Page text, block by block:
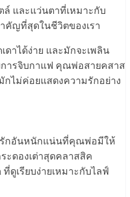
ล์ และแว่นตาที่เหมาะกับ
คัญที่สุดในชีวิตของเรา
ดาได้ง่าย และมักจะเพลิน
ารจิบกาแฟ คุณพ่อสายคสาส
ไม่ค่อยแสดงความรักอย่าง
กอันหนักแน่นที่คุณพ่อมีให้
ะดองเต่าสุดคลาสสิค
ที่ดูเรียบง่ายเหมาะกับไลฟ์